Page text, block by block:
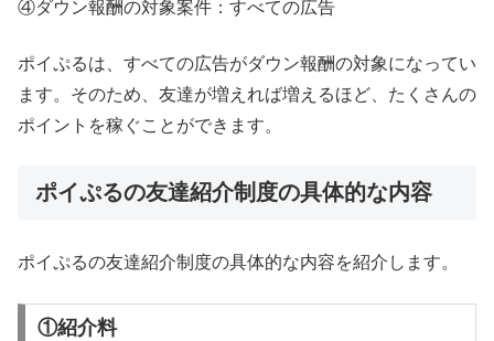
④ダウン報酬の対象案件：すべての広告
ポイぷるは、すべての広告がダウン報酬の対象になってい
ます。そのため、友達が増えれば増えるほど、たくさんの
ポイントを稼ぐことができます。
ポイぷるの友達紹介制度の具体的な内容
ポイぷるの友達紹介制度の具体的な内容を紹介します。
①紹介料